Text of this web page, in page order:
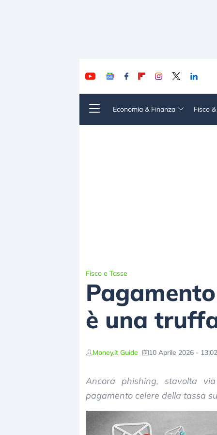
Economia & Finanza Fisco
Fisco e Tasse
è una
Money.it Guide 10 Aprile 2026 - 13:02
Ancora phishing, stavolta
pagamento celere della tassa